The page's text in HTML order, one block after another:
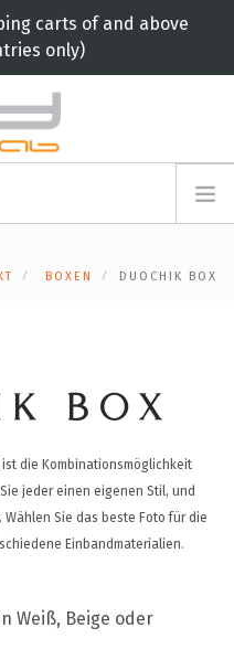
carts of and above
only)
BOXEN DUOCHIK BOX
BOX
die Kombinationsmöglichkeit
jeder einen eigenen Stil, und
Sie das beste Foto für die
Einbandmaterialien.
Weiß, Beige oder